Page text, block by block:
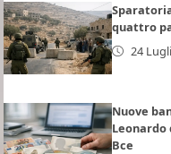
quattro
24
Nuove
Bce